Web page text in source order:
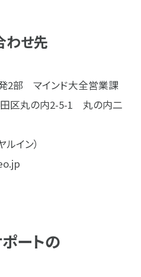
わせ先
2部 マインド大全営業課
区丸の内2-5-1 丸の内二
イン）
ートの